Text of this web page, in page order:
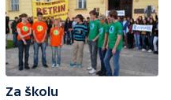
Za školu